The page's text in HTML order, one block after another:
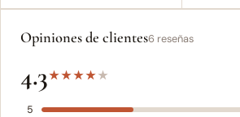
Opiniones de clientes6 reseñas
4.3★★★★★
5